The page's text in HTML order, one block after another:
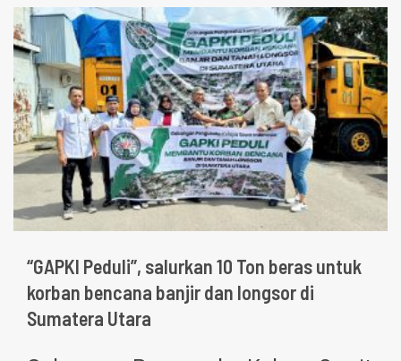
“GAPKI Peduli”, salurkan 10 Ton beras untuk
korban bencana banjir dan longsor di
Sumatera Utara